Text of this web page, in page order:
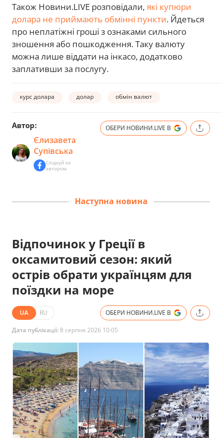
Також Новини.LIVE розповідали, які купюри
долара не приймають обмінні пункти. Йдеться
про неплатіжні гроші з ознаками сильного
зношення або пошкодження. Таку валюту
можна лише віддати на інкасо, додатково
заплативши за послугу.
курс долара долар обмін валют
Автор:
Єлизавета
Супівська
Слідкуй за
автором
ОБЕРИ НОВИНИ.LIVE В
Наступна новина
Відпочинок у Греції в
оксамитовий сезон: який
острів обрати українцям для
поїздки на море
UA RU ОБЕРИ НОВИНИ.LIVE В
Дата публікації:8 серпня 2026 10:05